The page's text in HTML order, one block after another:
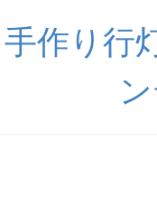
手作り行